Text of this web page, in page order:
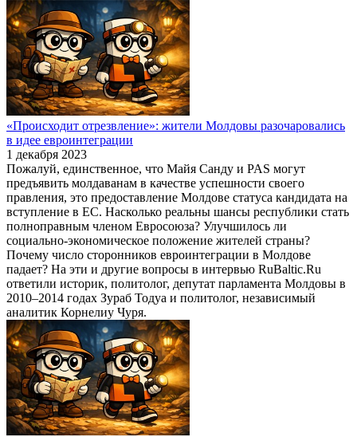
«Происходит отрезвление»: жители Молдовы разочаровались
в идее евроинтеграции
1 декабря 2023
Пожалуй, единственное, что Майя Санду и PAS могут
предъявить молдаванам в качестве успешности своего
правления, это предоставление Молдове статуса кандидата на
вступление в ЕС. Насколько реальны шансы республики стать
полноправным членом Евросоюза? Улучшилось ли
социально-экономическое положение жителей страны?
Почему число сторонников евроинтеграции в Молдове
падает? На эти и другие вопросы в интервью RuBaltic.Ru
ответили историк, политолог, депутат парламента Молдовы в
2010–2014 годах Зураб Тодуа и политолог, независимый
аналитик Корнелиу Чуря.